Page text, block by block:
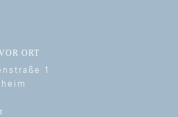
ORT
1